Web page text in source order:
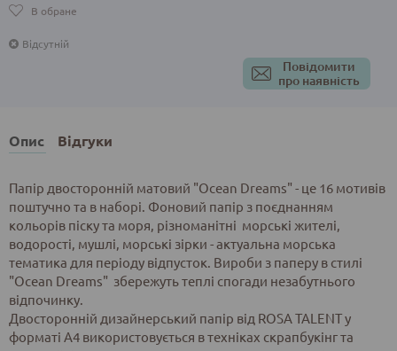
В обране
Відсутній
Повідомити
про наявність
Опис Відгуки
Папір двосторонній матовий "Ocean Dreams" - це 16 мотивів
поштучно та в наборі. Фоновий папір з поєднанням
кольорів піску та моря, різноманітні морські жителі,
водорості, мушлі, морські зірки - актуальна морська
тематика для періоду відпусток. Вироби з паперу в стилі
"Ocean Dreams" збережуть теплі спогади незабутнього
відпочинку.
Двосторонній дизайнерський папір від ROSA TALENТ у
форматі А4 використовується в техніках скрапбукінг та